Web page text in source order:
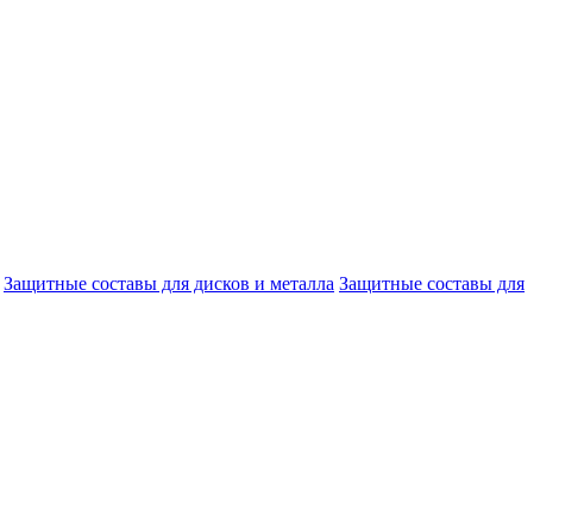
Защитные составы для дисков и металла Защитные составы для